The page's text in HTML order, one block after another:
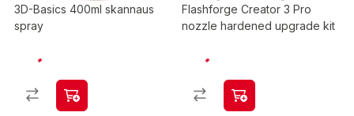
3D-Basics 400ml skannaus
spray
Flashforge Creator 3 Pro
nozzle hardened upgrade kit